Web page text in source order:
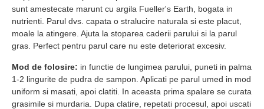
sunt amestecate marunt cu argila Fueller's Earth, bogata in
nutrienti. Parul dvs. capata o stralucire naturala si este placut,
moale la atingere. Ajuta la stoparea caderii parului si la parul
gras. Perfect pentru parul care nu este deteriorat excesiv.
Mod de folosire: in functie de lungimea parului, puneti in palma
1-2 lingurite de pudra de sampon. Aplicati pe parul umed in mod
uniform si masati, apoi clatiti. In aceasta prima spalare se curata
grasimile si murdaria. Dupa clatire, repetati procesul, apoi uscati